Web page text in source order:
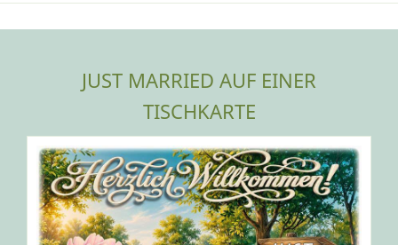
JUST MARRIED AUF EINER
TISCHKARTE